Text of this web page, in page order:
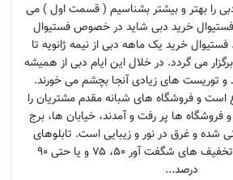
را بهتر و بیشتر بشناسیم ( قسمت اول ) می
خرید دبی شاید در خصوص فستیوال
خرید یک ماهه دبی از نیمه ژانویه تا
می گردد. در خلال این ایام دبی از همیشه
توریست های زیادی آنجا بچشم می خورند.
است و فروشگاه های شبانه مقدم مشتریان را
و فروشگاه ها پر رفت و آمدند، خیابان ها، برج
شده و غرق در نور و زیبایی است. تابلوهای
بزرگ حراجی با درصد تخفیف های شگفت آور ۵۰، ۷۵ و یا حتی ۹۰
درصد...